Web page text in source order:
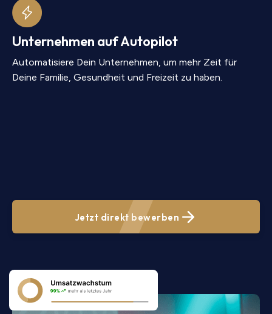
Unternehmen auf Autopilot
Automatisiere Dein Unternehmen, um mehr Zeit für
Deine Familie, Gesundheit und Freizeit zu haben.
Jetzt direkt bewerben